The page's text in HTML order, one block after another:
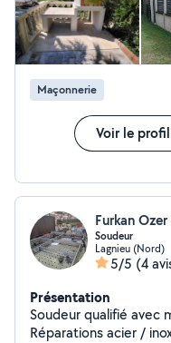
Maçonnerie
Voir le profil
Furkan Ozer
Soudeur
Lagnieu (Nord)
5/5 (4
Présentation
Soudeur qualifié avec
Réparations acier / inox Garde-corps, portails,